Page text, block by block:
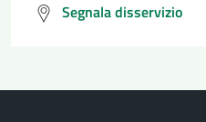
Segnala disservizio